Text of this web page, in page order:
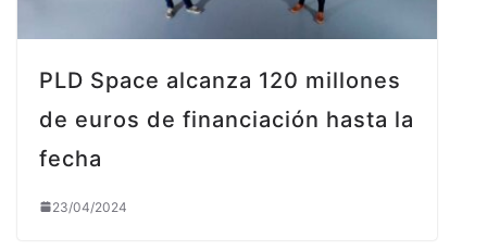
PLD Space alcanza 120 millones
de euros de financiación hasta la
fecha
23/04/2024